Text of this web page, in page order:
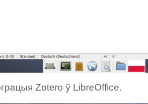
Zotero ў LibreOffice.